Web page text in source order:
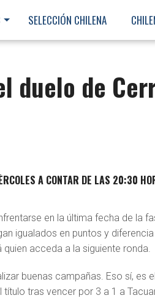
SELECCIÓN CHILENA
duelo de
A CONTAR DE LAS 20:30
en la última fecha de la
igualados en puntos y
acceda a la siguiente ronda.
buenas campañas. Eso sí, es el
tras vencer por 3 a 1 a